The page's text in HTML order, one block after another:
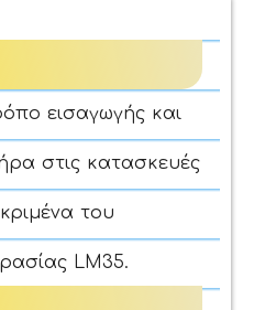
εισαγωγής και
στις κατασκευές
του
LM35.